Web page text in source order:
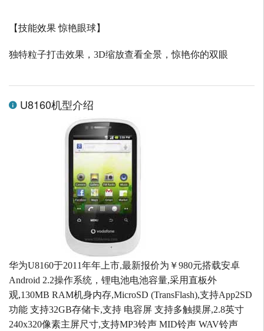
【技能效果 惊艳眼球】
独特粒子打击效果， 3D缩放查看全景，惊艳你的双眼
U8160机型介绍
华为U8160于2011年年上市,最新报价为￥980元搭载安卓
Android 2.2操作系统，锂电池电池容量,采用直板外
观,130MB RAM机身内存,MicroSD (TransFlash),支持App2SD
功能 支持32GB存储卡,支持 电容屏 支持多触摸屏,2.8英寸
240x320像素主屏尺寸,支持MP3铃声 MID铃声 WAV铃声